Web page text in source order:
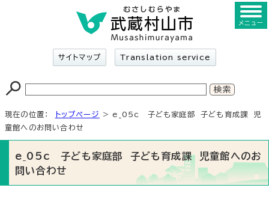
サイトマップ Translation service
メニュー
現在の位置： トップページ
> e_05c 子ども家庭部 子ども育成課 児
童館へのお問い合わせ
e_05c 子ども家庭部 子ども育成課 児童館へのお
問い合わせ